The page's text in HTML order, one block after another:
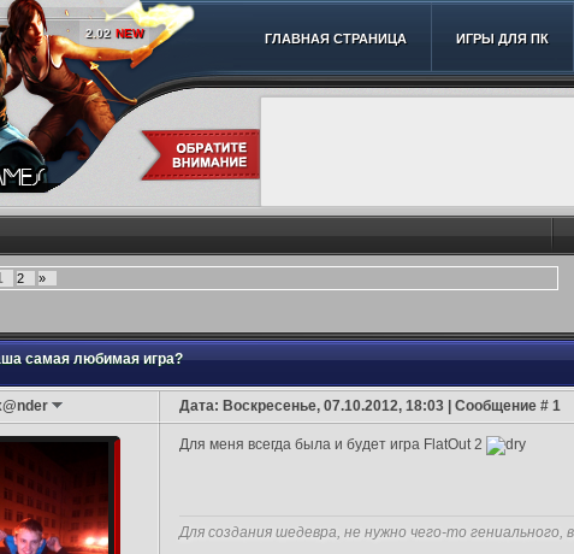
2.02 NEW ГЛАВНАЯ СТРАНИЦА ИГРЫ ДЛЯ ПК
2 »
самая любимая игра?
Дата: Воскресенье, 07.10.2012, 18:03 | Сообщение # 1
Для меня всегда была и будет игра FlatOut 2
Для создания шедевра, не нужно чего-то